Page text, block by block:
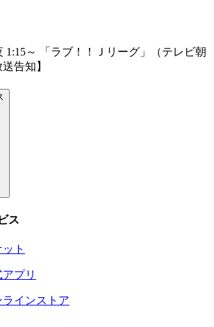
1:15～ 「ラブ！！Ｊリーグ」（テレビ朝
告知】
ス
ト
アプリ
ラインストア